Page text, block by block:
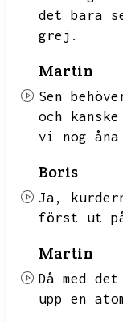
det bara
grej.
Martin
Sen
och
vi nog
Boris
Ja,
först ut
Martin
Då med
upp en